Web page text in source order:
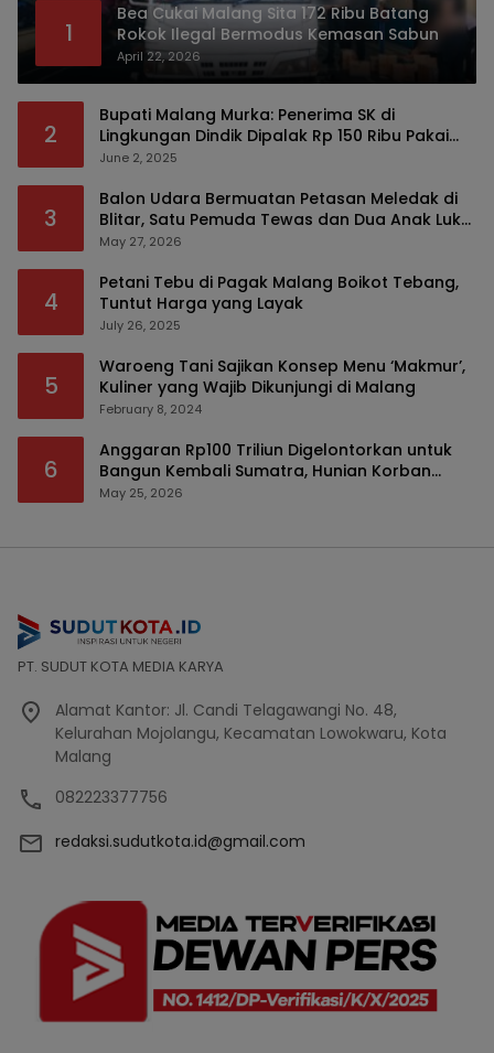
1
Bea Cukai Malang Sita 172 Ribu Batang
Rokok Ilegal Bermodus Kemasan Sabun
April 22, 2026
2
Bupati Malang Murka: Penerima SK di
Lingkungan Dindik Dipalak Rp 150 Ribu Pakai
Modus Tumpengan, KPK Turut Pantau
June 2, 2025
3
Balon Udara Bermuatan Petasan Meledak di
Blitar, Satu Pemuda Tewas dan Dua Anak Luka
Serius
May 27, 2026
4
Petani Tebu di Pagak Malang Boikot Tebang,
Tuntut Harga yang Layak
July 26, 2025
5
Waroeng Tani Sajikan Konsep Menu ‘Makmur’,
Kuliner yang Wajib Dikunjungi di Malang
February 8, 2024
6
Anggaran Rp100 Triliun Digelontorkan untuk
Bangun Kembali Sumatra, Hunian Korban
Bencana Bakal Difokuskan
May 25, 2026
PT. SUDUT KOTA MEDIA KARYA
Alamat Kantor: Jl. Candi Telagawangi No. 48,
Kelurahan Mojolangu, Kecamatan Lowokwaru, Kota
Malang
082223377756
redaksi.sudutkota.id@gmail.com